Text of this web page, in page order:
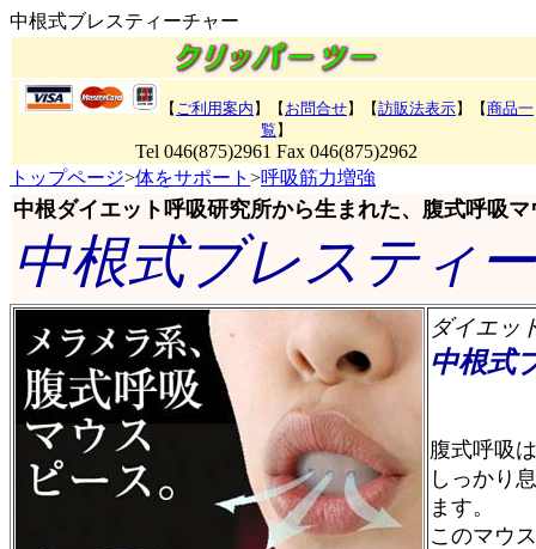
中根式ブレスティーチャー
【 ご利用案内 】【 お問合せ】【訪販法表示】 【商品一
覧 】
Tel 046(875)2961 Fax 046(875)2962
トップページ>体をサポート >呼吸筋力増強
中根ダイエット呼吸研究所から生まれた、腹式呼吸
中根式ブレスティ
ダイエッ
中根式
腹式呼吸
しっかり
ます。
このマウ